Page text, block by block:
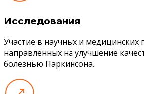
Исследования
Участие в научных и медицинских
направленных на улучшение
болезнью Паркинсона.